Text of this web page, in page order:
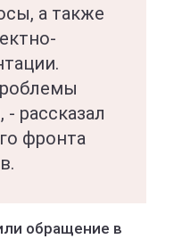
а также
рассказал
фронта
обращение в